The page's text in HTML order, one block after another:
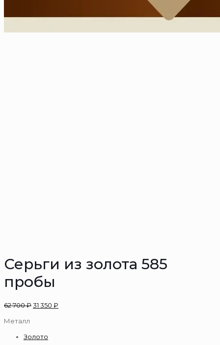
Серьги из золота 585
пробы
62 700₽31 350 ₽
Металл
Золото